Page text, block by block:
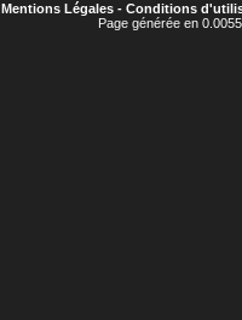
Mentions Légales- Conditions
Page générée en